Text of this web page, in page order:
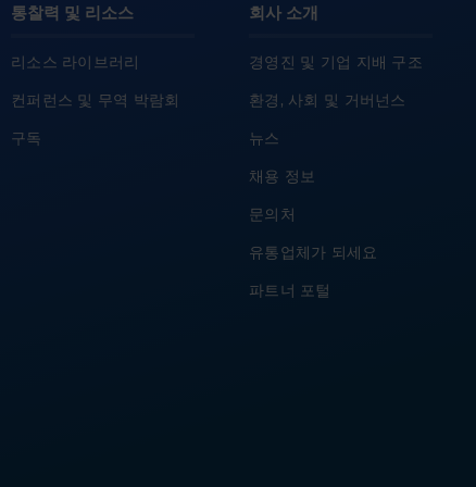
통찰력 및 리소스
리소스 라이브러리
컨퍼런스 및 무역 박람회
구독
회사 소개
경영진 및 기업 지배 구조
환경, 사회 및 거버넌스
뉴스
채용 정보
문의처
유통업체가 되세요
파트너 포털